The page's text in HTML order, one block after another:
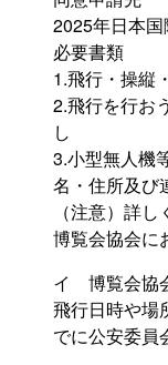
2025年日本
必要書類
1.飛行・操縦
2.飛行を行お
し
3.小型無人機
名・住所及び
（注意）詳
博覧会協会に
イ 博覧会協
飛行日時や場
でに公安委員